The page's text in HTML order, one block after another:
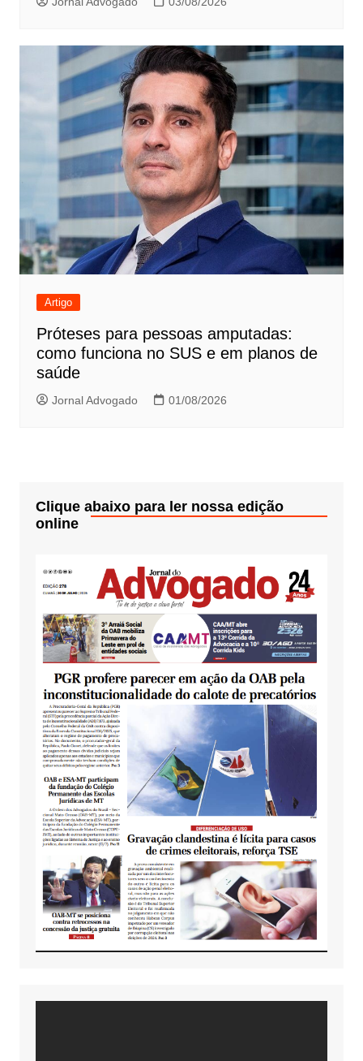
Artigo
Próteses para pessoas amputadas:
como funciona no SUS e em planos de
saúde
Jornal Advogado 01/08/2026
Clique abaixo para ler nossa edição
online